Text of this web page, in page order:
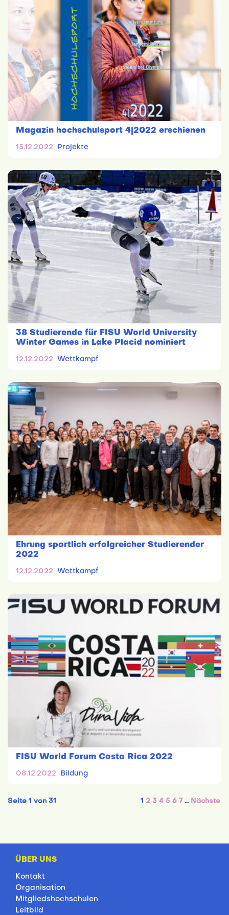
Magazin hochschulsport 4|2022 erschienen
15.12.2022 Projekte
38 Studierende für FISU World University
Winter Games in Lake Placid nominiert
12.12.2022 Wettkampf
Ehrung sportlich erfolgreicher Studierender
2022
12.12.2022 Wettkampf
FISU World Forum Costa Rica 2022
08.12.2022 Bildung
Seite 1 von 31 1 2 3 4 5 6 7 … Nächste
ÜBER UNS
Kontakt
Organisation
Mitgliedshochschulen
Leitbild